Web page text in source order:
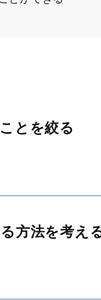
とを絞る
方法を考え